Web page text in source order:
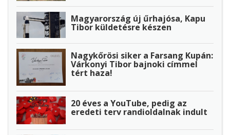
Magyarország új űrhajósa, Kapu
Tibor küldetésre készen
Nagykőrösi siker a Farsang Kupán:
Várkonyi Tibor bajnoki címmel
tért haza!
20 éves a YouTube, pedig az
eredeti terv randioldalnak indult